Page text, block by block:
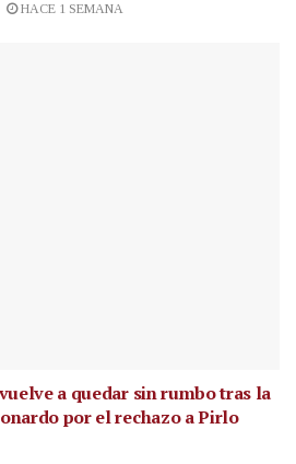
HACE 1 SEMANA
a quedar sin rumbo tras la
por el rechazo a Pirlo